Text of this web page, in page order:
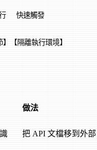
快速觸發
【隔離執行環境】
做法
把 API 文檔移到外部